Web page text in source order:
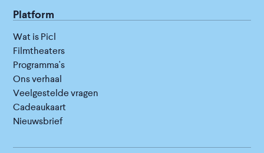
Platform
Wat is Picl
Filmtheaters
Programma's
Ons verhaal
Veelgestelde vragen
Cadeaukaart
Nieuwsbrief